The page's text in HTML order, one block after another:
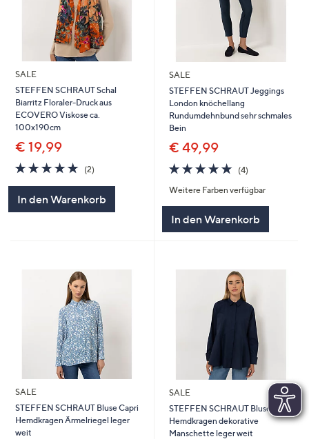
SALE
STEFFEN SCHRAUT Schal
Biarritz Floraler-Druck aus
ECOVERO Viskose ca.
100x190cm
€ 19,99
5.0
von
(2)2
In den Warenkorb
SALE
STEFFEN SCHRAUT Jeggings
London knöchellang
Rundumdehnbund sehr schmales
Bein
€ 49,99
5.0
von
5
(4)
Weitere Farben verfügbar
In den Warenkorb
SALE
STEFFEN SCHRAUT Bluse Capri
Hemdkragen Ärmelriegel leger
weit
SALE
STEFFEN SCHRAUT Bluse
Hemdkragen dekorative
Manschette leger weit